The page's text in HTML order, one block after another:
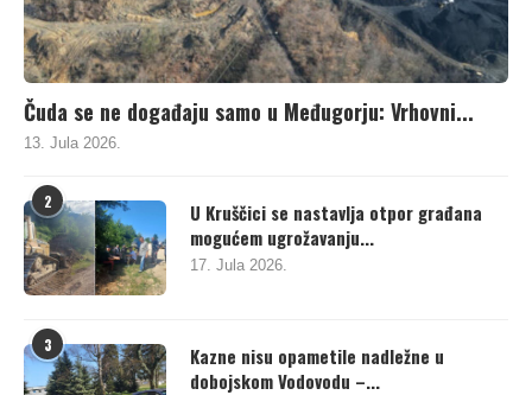
Čuda se ne događaju samo u Međugorju: Vrhovni...
13. Jula 2026.
2
U Kruščici se nastavlja otpor građana
mogućem ugrožavanju...
17. Jula 2026.
3
Kazne nisu opametile nadležne u
dobojskom Vodovodu –...